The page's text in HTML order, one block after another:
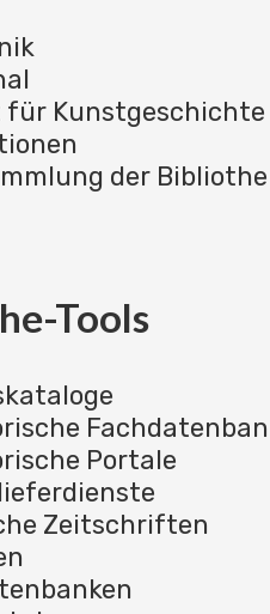
Kunstgeschichte
der
Tools
Portale
Zeitschriften